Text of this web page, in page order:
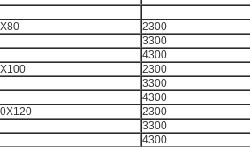
2300
3300
4300
2300
3300
4300
2300
3300
4300